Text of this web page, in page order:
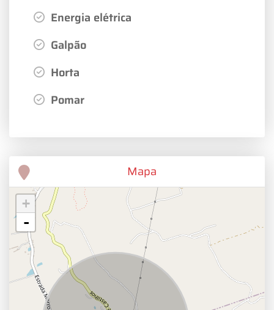
Energia elétrica
Galpão
Horta
Pomar
Mapa
+
-